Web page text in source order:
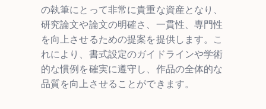
の執筆にとって非常に貴重な資産となり、
研究論文や論文の明確さ、一貫性、専門性
を向上させるための提案を提供します。こ
れにより、書式設定のガイドラインや学術
的な慣例を確実に遵守し、作品の全体的な
品質を向上させることができます。